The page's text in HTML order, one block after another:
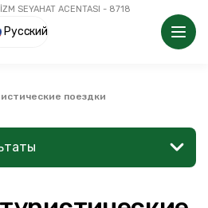
SEYAHAT ACENTASI - 8718
Русский
поездки